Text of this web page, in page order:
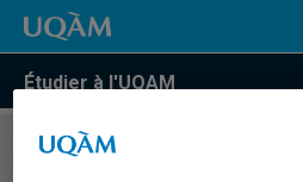
Étudier à l'UQAM
Aucun résultat